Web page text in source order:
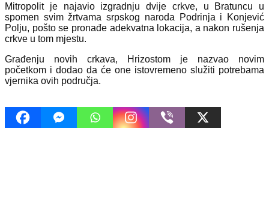
Mitropolit je najavio izgradnju dvije crkve, u Bratuncu u
spomen svim žrtvama srpskog naroda Podrinja i Konjević
Polju, pošto se pronađe adekvatna lokacija, a nakon rušenja
crkve u tom mjestu.
Građenju novih crkava, Hrizostom je nazvao novim
početkom i dodao da će one istovremeno služiti potrebama
vjernika ovih područja.